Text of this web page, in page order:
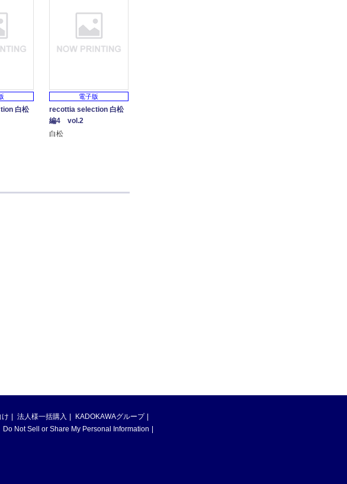
白松
電子版
recottia selection 白松
編4 vol.2
白松
け 法人様一括購入
KADOKAWAグループ
Do Not Sell or Share My Personal Information